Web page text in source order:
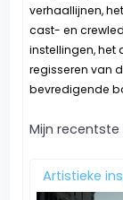
verhaallijnen,
cast- en
instellingen, het
regisseren van
bevredigende
Mijn
Artistieke